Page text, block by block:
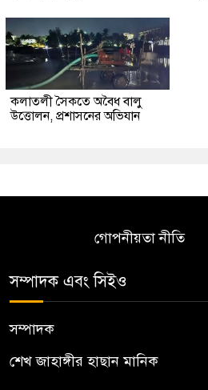
কলাতলী সৈকতে অবৈধ বালু
উত্তোলন, প্রশাসনের অভিযান
গোপনীয়তা নীতি
সম্পাদক এবং সিইও
সম্পাদক
শেখ জাহাঙ্গীর হাছান মানিক